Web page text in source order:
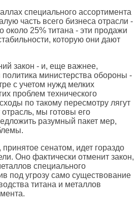
специального ассортимента
часть всего бизнеса отрасли -
около 25% титана - эти продажи
которую они дают
закон - и, еще важнее,
министерства обороны -
с учетом нужд мелких
проблем технического
по такому пересмотру лягут
мы готовы его
разумный пакет мер,
сенатом, идет гораздо
Оно фактически отменит закон,
специального
под угрозу само существование
титана и металлов